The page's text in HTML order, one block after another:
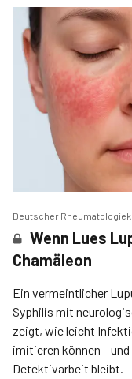
Deutscher
Wenn Lues
Chamäleon
Ein vermeintlicher
Syphilis mit
zeigt, wie leicht
imitieren können –
Detektivarbeit bleibt.